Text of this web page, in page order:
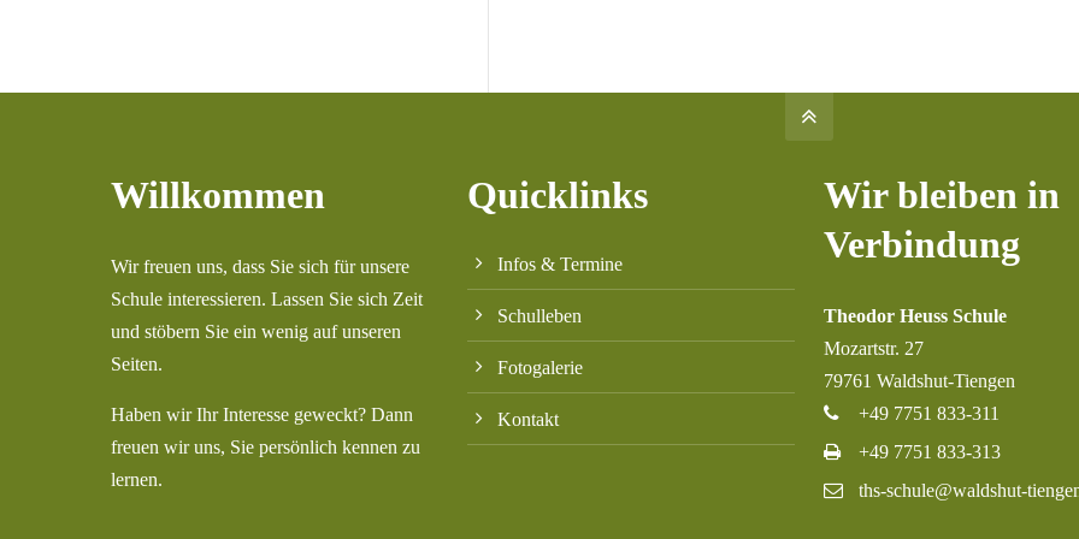
Willkommen
Wir freuen uns, dass Sie sich für unsere
Schule interessieren. Lassen Sie sich Zeit
und stöbern Sie ein wenig auf unseren
Seiten.
Haben wir Ihr Interesse geweckt? Dann
freuen wir uns, Sie persönlich kennen zu
lernen.
Quicklinks
Infos & Termine
Schulleben
Fotogalerie
Kontakt
Wir bleiben in
Verbindung
Theodor Heuss Schule
Mozartstr. 27
79761 Waldshut-Tiengen
+49 7751 833-311
+49 7751 833-313
ths-schule@waldshut-